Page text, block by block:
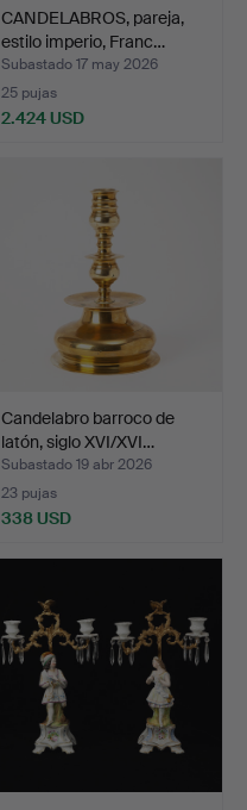
CANDELABROS, pareja,
estilo imperio, Franc…
Subastado 17 may 2026
25 pujas
2.424 USD
Candelabro barroco de
latón, siglo XVI/XVI…
Subastado 19 abr 2026
23 pujas
338 USD